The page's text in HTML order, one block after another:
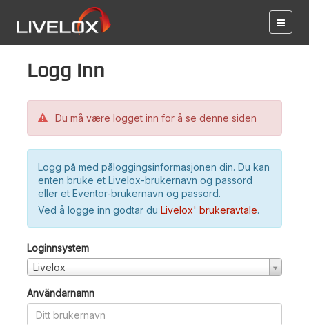
Logg inn
Du må være logget inn for å se denne siden
Logg på med påloggingsinformasjonen din. Du kan
enten bruke et Livelox-brukernavn og passord
eller et Eventor-brukernavn og passord.
Ved å logge inn godtar du Livelox' brukeravtale.
Loginnsystem
Livelox
Användarnamn